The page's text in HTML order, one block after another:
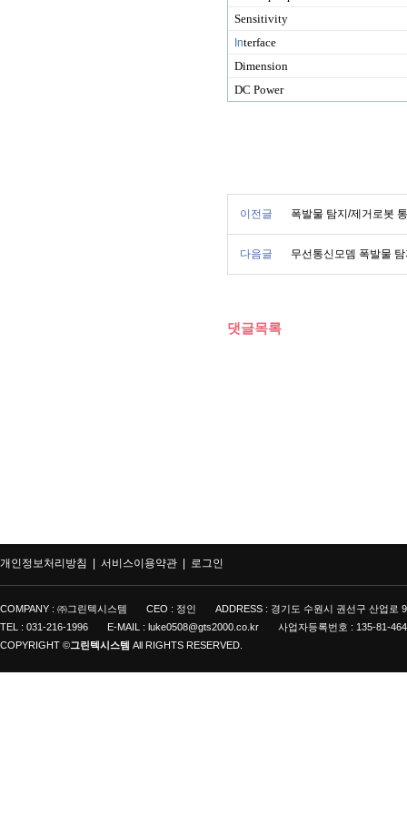
Sensitivity
Interface
Dimension
DC Power
이전글 폭발물 탐지/제거로봇
다음글 무선통신모뎀 폭발물
댓글목록
개인정보처리방침 | 서비스이용약관 | 로그인
COMPANY : ㈜그린텍시스템 CEO : 정인
ADDRESS : 경기도 수원시 권선구 산업로
TEL : 031-216-1996
E-MAIL : luke0508@gts2000.co.kr
사업자등록번호 : 135-81-
COPYRIGHT ©그린텍시스템 All RIGHTS RESERVED.